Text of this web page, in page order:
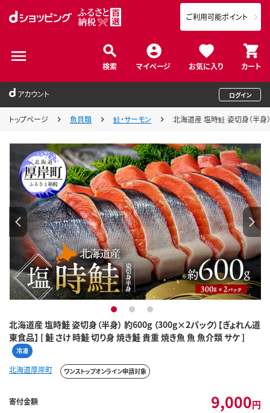
検索 マイページ お気に入り カート
ご利用可能ポイント
アカウント ログイン
トップページ 魚貝類 鮭・サーモン 北海道産 塩時鮭 姿切身（半身
北海道産 塩時鮭 姿切身（半身） 約600g （300g×2パック）【ぎょれん道
東食品】 [ 鮭 さけ 時鮭 切り身 焼き鮭 貴重 焼き魚 魚 魚介類 サケ ]
冷凍
1 2 3
北海道厚岸町 ワンストップオンライン申請対象
寄付金額 9,000円